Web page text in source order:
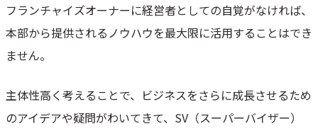
フランチャイズオーナーに経営者としての自覚がなければ、
本部から提供されるノウハウを最大限に活用することはでき
ません。
主体性高く考えることで、ビジネスをさらに成長させるため
のアイデアや疑問がわいてきて、SV（スーパーバイザー）